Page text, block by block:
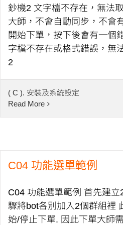
鈔機2 文字檔不存在，無法
大師，不會自動同步，不會
開始下單，按下後會有一個
字檔不存在或格式錯誤，無
2
( C ). 安裝及系統設定
Read More
C04 功能選單範例
C04 功能選單範例 首先建
驟將bot各別加入2個群組裡
始/停止下單. 因此下單大師